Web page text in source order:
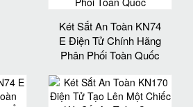
Két Sắt An Toàn KN74
E Điện Tử Chính Hãng
Phân Phối Toàn Quốc